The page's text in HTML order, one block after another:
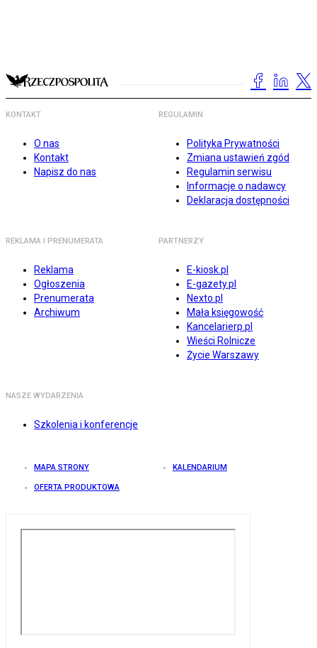
KONTAKT
O nas
Kontakt
Napisz do nas
REGULAMIN
Polityka Prywatności
Zmiana ustawień zgód
Regulamin serwisu
Informacje o nadawcy
Deklaracja dostępności
REKLAMA I PRENUMERATA
Reklama
Ogłoszenia
Prenumerata
Archiwum
PARTNERZY
E-kiosk.pl
E-gazety.pl
Nexto.pl
Mała księgowość
Kancelarierp.pl
Wieści Rolnicze
Życie Warszawy
NASZE WYDARZENIA
Szkolenia i konferencje
MAPA STRONY KALENDARIUM
OFERTA PRODUKTOWA